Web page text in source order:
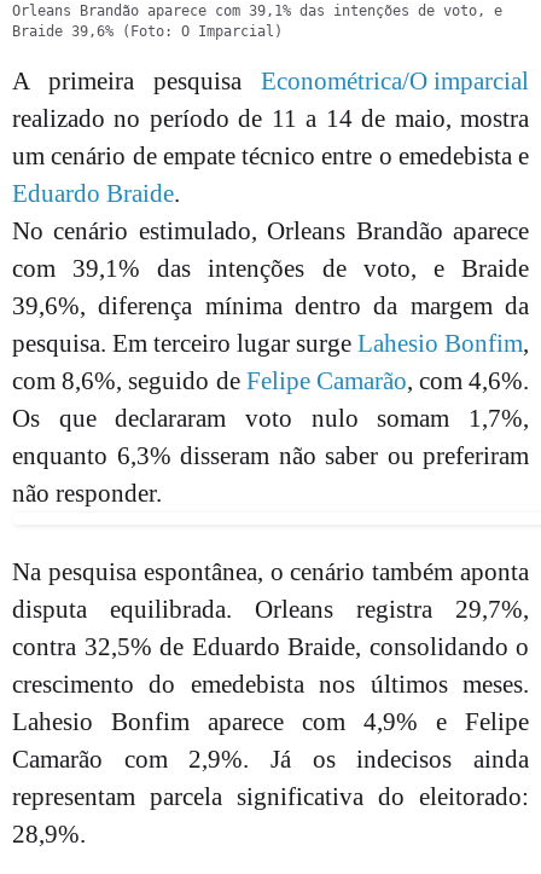
Orleans Brandão aparece com 39,1% das intenções de voto, e
Braide 39,6% (Foto: O Imparcial)
A primeira pesquisa Econométrica/O imparcial
realizado no período de 11 a 14 de maio, mostra
um cenário de empate técnico entre o emedebista e
Eduardo Braide.
No cenário estimulado, Orleans Brandão aparece
com 39,1% das intenções de voto, e Braide
39,6%, diferença mínima dentro da margem da
pesquisa. Em terceiro lugar surge Lahesio Bonfim,
com 8,6%, seguido de Felipe Camarão, com 4,6%.
Os que declararam voto nulo somam 1,7%,
enquanto 6,3% disseram não saber ou preferiram
não responder.
Na pesquisa espontânea, o cenário também aponta
disputa equilibrada. Orleans registra 29,7%,
contra 32,5% de Eduardo Braide, consolidando o
crescimento do emedebista nos últimos meses.
Lahesio Bonfim aparece com 4,9% e Felipe
Camarão com 2,9%. Já os indecisos ainda
representam parcela significativa do eleitorado:
28,9%.